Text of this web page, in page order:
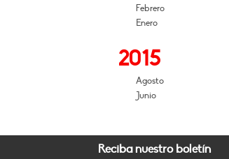
Febrero
Enero
2015
Agosto
Junio
Reciba nuestro boletín